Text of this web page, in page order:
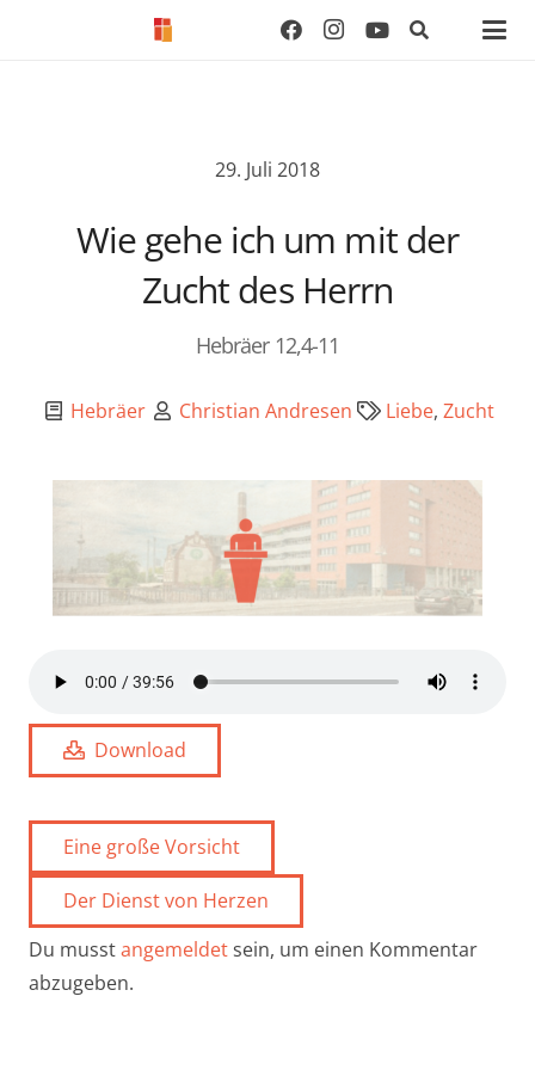
29. Juli 2018
Wie gehe ich um mit der
Zucht des Herrn
Hebräer 12,4-11
Hebräer Christian Andresen Liebe, Zucht
Download
Eine große Vorsicht
Der Dienst von Herzen
Du musstangemeldetsein, um einen Kommentar
abzugeben.